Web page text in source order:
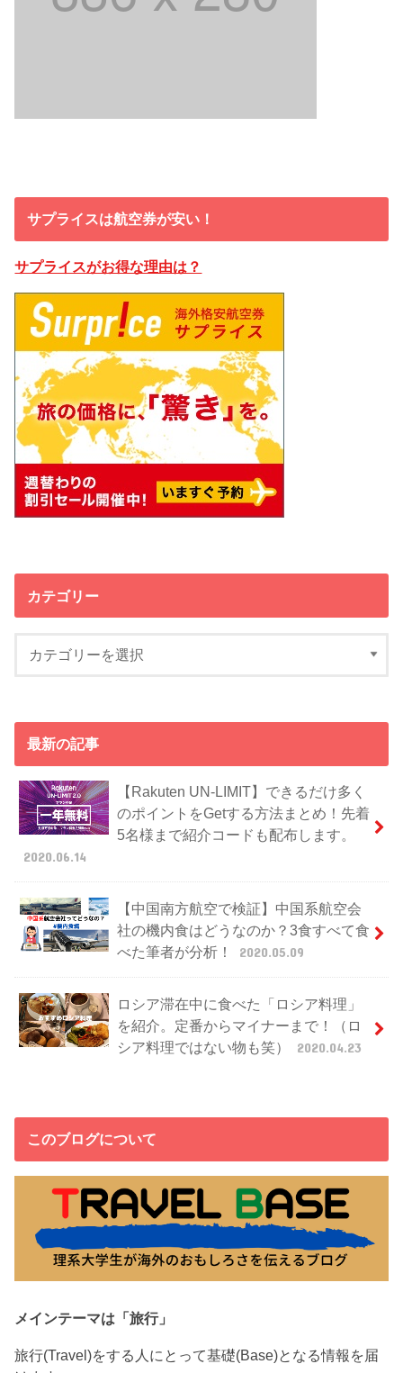
サプライスは航空券が安い！
サプライスがお得な理由は？
カテゴリー
最新の記事
【Rakuten UN-LIMIT】できるだけ多く
のポイントをGetする方法まとめ！先着
5名様まで紹介コードも配布します。
2020.06.14
【中国南方航空で検証】中国系航空会
社の機内食はどうなのか？3食すべて食
べた筆者が分析！
2020.05.09
ロシア滞在中に食べた「ロシア料理」
を紹介。定番からマイナーまで！（ロ
シア料理ではない物も笑）
2020.04.23
このブログについて
メインテーマは「旅行」
旅行(Travel)をする人にとって基礎(Base)となる情報を届